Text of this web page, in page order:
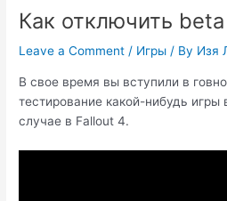
Как отключить
Leave a Comment / Игры / By Изя
В свое время вы вступили в
тестирование какой-нибудь
случае в Fallout 4.